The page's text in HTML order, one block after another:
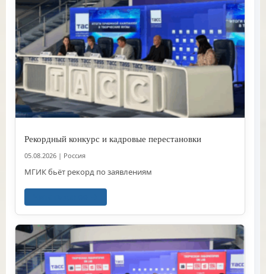
Рекордный конкурс и кадровые перестановки
05.08.2026 | Россия
МГИК бьёт рекорд по заявлениям